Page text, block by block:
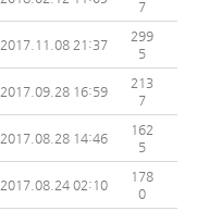
7
2017.11.08 21:37
299
5
2017.09.28 16:59
213
7
2017.08.28 14:46
162
5
2017.08.24 02:10
178
0